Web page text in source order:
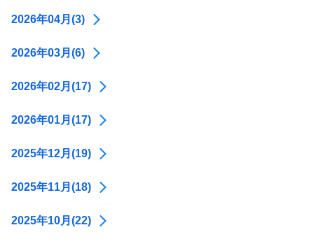
2026年04月(3)
2026年03月(6)
2026年02月(17)
2026年01月(17)
2025年12月(19)
2025年11月(18)
2025年10月(22)